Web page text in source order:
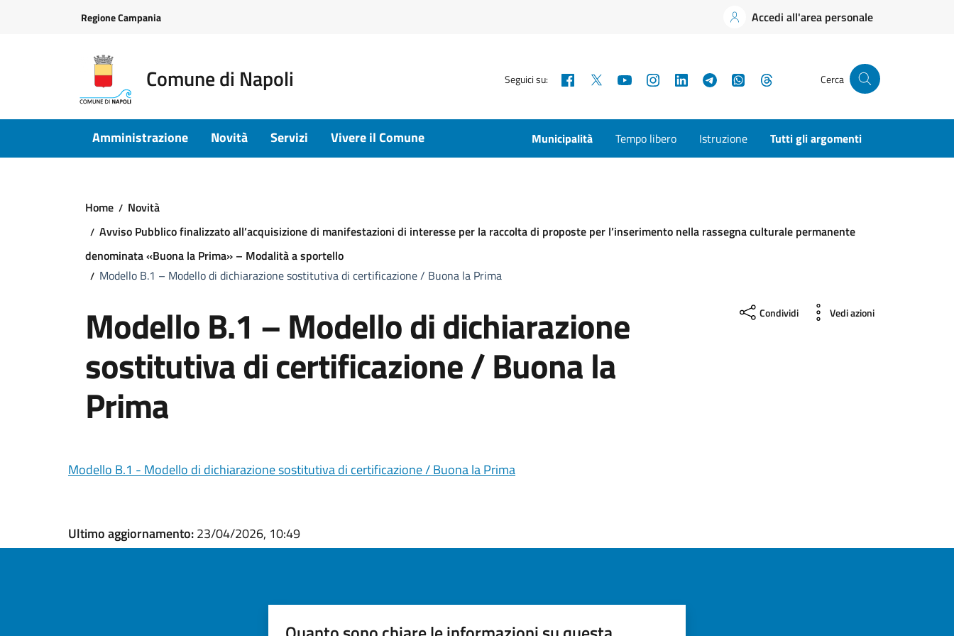
Regione Campania Accedi all'area personale
Comune di Napoli Seguici su: Facebook YouTubeInstagramLinkedInTelegramWhatsApp Cerca
Amministrazione Novità Servizi Vivere il Comune Municipalità Tempo libero Istruzione Tutti gli argomenti
Home
Novità
Avviso Pubblico finalizzato all’acquisizione di manifestazioni di interesse per la raccolta di proposte per l’inserimento nella rassegna culturale permanente
denominata «Buona la Prima» – Modalità a sportello
Modello B.1 – Modello di dichiarazione sostitutiva di certificazione / Buona la Prima
Modello B.1 – Modello di dichiarazione
sostitutiva di certificazione / Buona la
Prima
Condividi Vedi azioni
Modello B.1 - Modello di dichiarazione sostitutiva di certificazione / Buona la Prima
Ultimo aggiornamento:23/04/2026, 10:49